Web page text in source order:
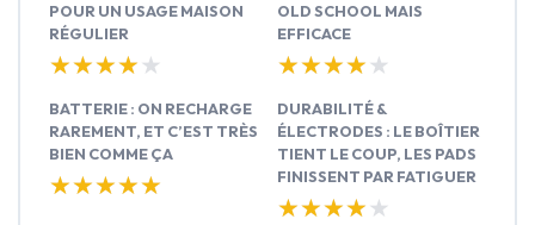
POUR UN USAGE MAISON
RÉGULIER
★★★★★
★★★★★
OLD SCHOOL MAIS
EFFICACE
★★★★★
★★★★★
BATTERIE : ON RECHARGE
RAREMENT, ET C’EST TRÈS
BIEN COMME ÇA
★★★★★
★★★★★
DURABILITÉ &
ÉLECTRODES : LE BOÎTIER
TIENT LE COUP, LES PADS
FINISSENT PAR FATIGUER
★★★★★
★★★★★